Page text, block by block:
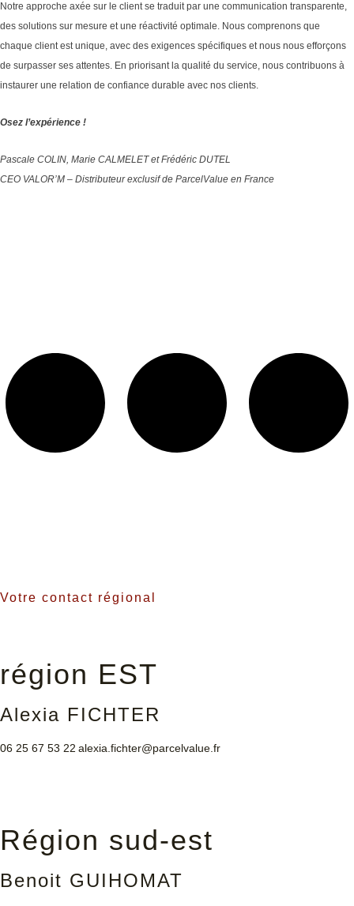
Notre approche axée sur le client se traduit par une communication transparente,
des solutions sur mesure et une réactivité optimale. Nous comprenons que
chaque client est unique, avec des exigences spécifiques et nous nous efforçons
de surpasser ses attentes. En priorisant la qualité du service, nous contribuons à
instaurer une relation de confiance durable avec nos clients.
Osez l’expérience !
Pascale COLIN, Marie CALMELET et Frédéric DUTEL
CEO VALOR’M – Distributeur exclusif de ParcelValue en France
Votre contact régional
région EST
Alexia FICHTER
06 25 67 53 22 alexia.fichter@parcelvalue.fr
Région sud-est
Benoit GUIHOMAT